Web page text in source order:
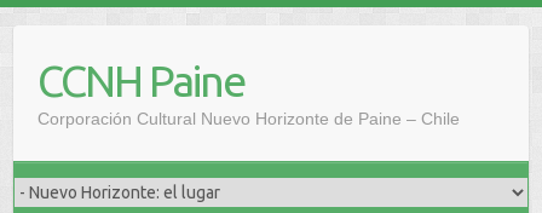
contenidoCCNH Paine
Corporación Cultural Nuevo Horizonte de Paine – Chile